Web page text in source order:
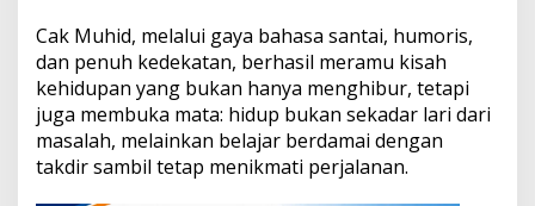
j
o
y
Cak Muhid, melalui gaya bahasa santai, humoris,
dan penuh kedekatan, berhasil meramu kisah
kehidupan yang bukan hanya menghibur, tetapi
juga membuka mata: hidup bukan sekadar lari dari
masalah, melainkan belajar berdamai dengan
takdir sambil tetap menikmati perjalanan.